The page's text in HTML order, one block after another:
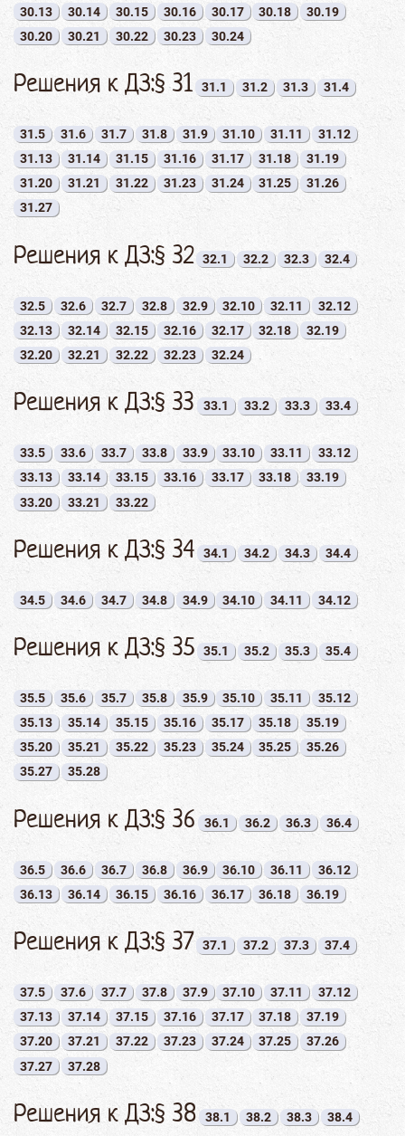
30.13 30.14 30.15 30.16 30.17 30.18
30.19
30.20
30.21 30.22 30.23 30.24
Решения к ДЗ:§ 31 31.1 31.2 31.3 31.4
31.5 31.6 31.7 31.8 31.9 31.10 31.11
31.12
31.13
31.14 31.15 31.16 31.17 31.18
31.19
31.20
31.21 31.22 31.23 31.24 31.25
31.26
31.27
Решения к ДЗ:§ 32 32.1 32.2 32.3 32.4
32.5 32.6 32.7 32.8 32.9 32.10 32.11
32.12
32.13
32.14 32.15 32.16 32.17 32.18
32.19
32.20
32.21 32.22 32.23 32.24
Решения к ДЗ:§ 33 33.1 33.2 33.3 33.4
33.5 33.6 33.7 33.8 33.9 33.10 33.11
33.12
33.13
33.14 33.15 33.16 33.17 33.18
33.19
33.20
33.21 33.22
Решения к ДЗ:§ 34 34.1 34.2 34.3 34.4
34.5 34.6 34.7 34.8 34.9 34.10 34.11 34.12
Решения к ДЗ:§ 35 35.1 35.2 35.3 35.4
35.5 35.6 35.7 35.8 35.9 35.10 35.11
35.12
35.13
35.14 35.15 35.16 35.17 35.18
35.19
35.20
35.21 35.22 35.23 35.24 35.25
35.26
35.27
35.28
Решения к ДЗ:§ 36 36.1 36.2 36.3 36.4
36.5 36.6 36.7 36.8 36.9 36.10 36.11
36.12
36.13
36.14 36.15 36.16 36.17 36.18 36.19
Решения к ДЗ:§ 37 37.1 37.2 37.3 37.4
37.5 37.6 37.7 37.8 37.9 37.10 37.11
37.12
37.13
37.14 37.15 37.16 37.17 37.18
37.19
37.20
37.21 37.22 37.23 37.24 37.25
37.26
37.27
37.28
Решения к ДЗ:§ 38 38.1 38.2 38.3 38.4